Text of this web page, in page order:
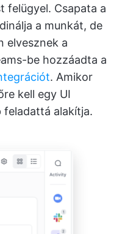
felügyel. Csapata a
a munkát, de
elvesznek a
be hozzáadta a
. Amikor
kell egy UI
feladattá alakítja.